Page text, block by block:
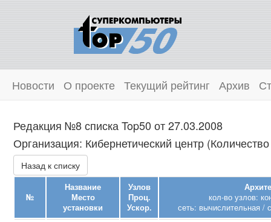
Новости О проекте Текущий рейтинг Архив
Редакция №8 списка Top50 от 27.03.2008
Организация: Кибернетический центр
Назад к списку
№
Название
Место
установки
Узлов
Проц.
Ускор.
кол-во узлов:
сеть: вычислительная /